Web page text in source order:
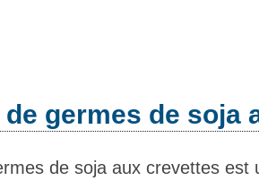
de germes de soja
de soja aux crevettes est